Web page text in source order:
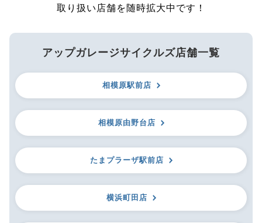
取り扱い店舗を随時拡大中です！
アップガレージサイクルズ店舗一覧
相模原駅前店
相模原由野台店
たまプラーザ駅前店
横浜町田店